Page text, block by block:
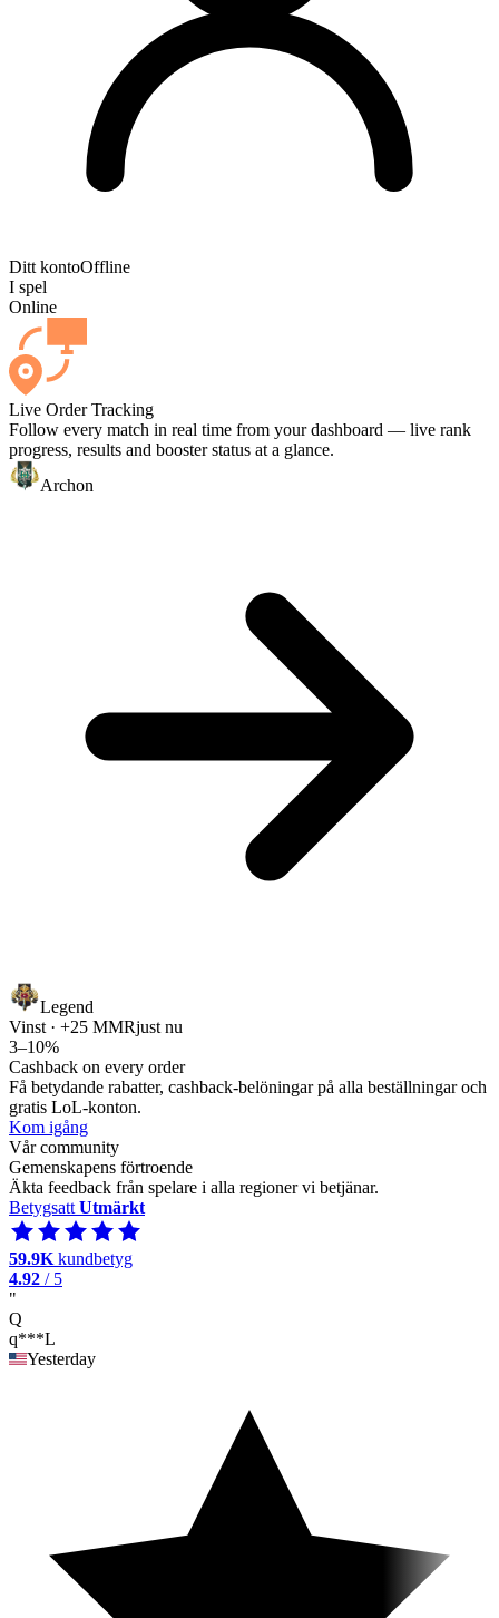
Ditt kontoOffline
I spel
Online
Live Order Tracking
Follow every match in real time from your dashboard — live rank
progress, results and booster status at a glance.
Archon
Legend
Vinst · +25 MMRjust nu
3–10%
Cashback on every order
Få betydande rabatter, cashback-belöningar på alla beställningar och
gratis LoL-konton.
Kom igång
Vår community
Gemenskapens förtroende
Äkta feedback från spelare i alla regioner vi betjänar.
Betygsatt Utmärkt
59.9K kundbetyg
4.92 / 5
"
Q
q***L
Yesterday